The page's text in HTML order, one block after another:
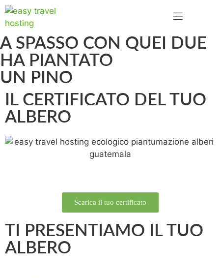
A SPASSO CON QUEI DUE
HA PIANTATO
UN PINO
IL CERTIFICATO DEL TUO
ALBERO
Scarica il tuo certificato
TI PRESENTIAMO IL TUO
ALBERO